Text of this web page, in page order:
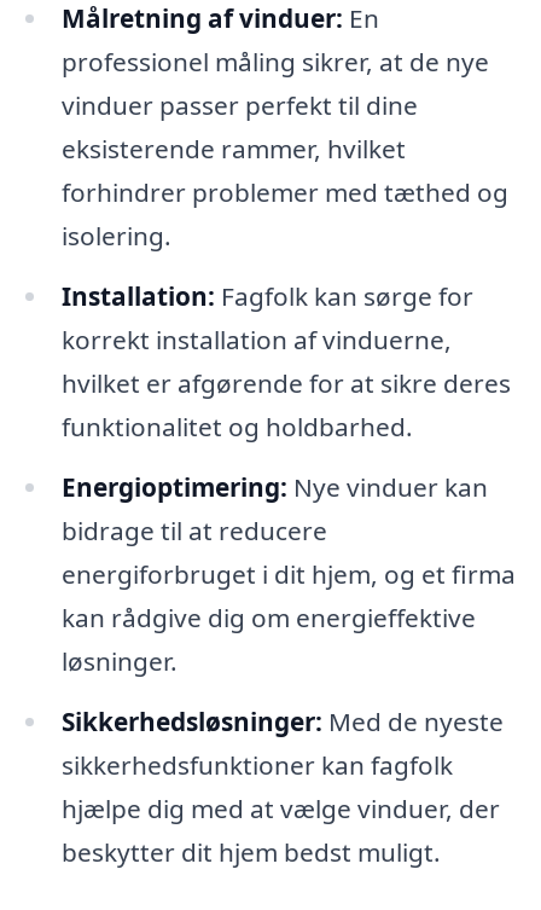
Målretning af vinduer: En
professionel måling sikrer, at de nye
vinduer passer perfekt til dine
eksisterende rammer, hvilket
forhindrer problemer med tæthed og
isolering.
Installation: Fagfolk kan sørge for
korrekt installation af vinduerne,
hvilket er afgørende for at sikre deres
funktionalitet og holdbarhed.
Energioptimering: Nye vinduer kan
bidrage til at reducere
energiforbruget i dit hjem, og et firma
kan rådgive dig om energieffektive
løsninger.
Sikkerhedsløsninger: Med de nyeste
sikkerhedsfunktioner kan fagfolk
hjælpe dig med at vælge vinduer, der
beskytter dit hjem bedst muligt.